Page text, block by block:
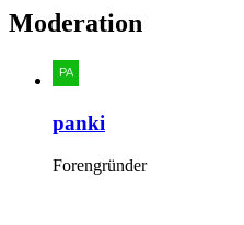
Moderation
panki
Forengründer